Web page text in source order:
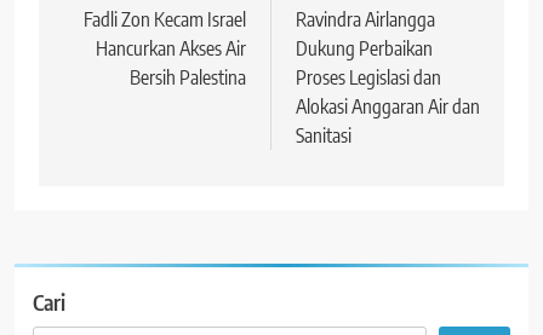
pos
Fadli Zon Kecam Israel
Hancurkan Akses Air
Bersih Palestina
Ravindra Airlangga
Dukung Perbaikan
Proses Legislasi dan
Alokasi Anggaran Air dan
Sanitasi
Cari